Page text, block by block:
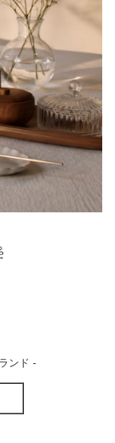
ンド -